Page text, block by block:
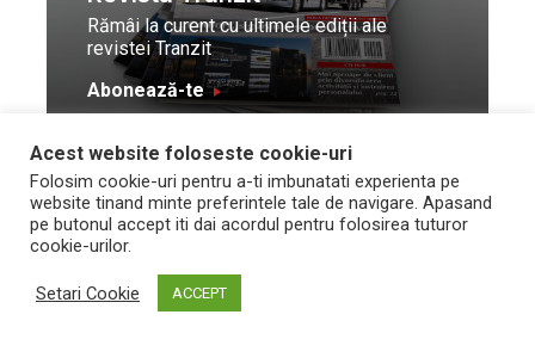
Rămâi la curent cu ultimele ediții ale
revistei Tranzit
Abonează-te
© Toate drepturile
rezervate Trafic Media
2026
Design by
and development byNeo
Vision Technologies
Acest website foloseste cookie-uri
Folosim cookie-uri pentru a-ti imbunatati experienta pe
website tinand minte preferintele tale de navigare. Apasand
pe butonul accept iti dai acordul pentru folosirea tuturor
cookie-urilor.
Setari Cookie ACCEPT